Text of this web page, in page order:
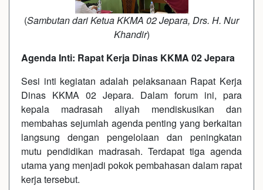
(Sambutan dari Ketua KKMA 02 Jepara, Drs. H. Nur
Khandir)
Agenda Inti: Rapat Kerja Dinas KKMA 02 Jepara
Sesi inti kegiatan adalah pelaksanaan Rapat Kerja
Dinas KKMA 02 Jepara. Dalam forum ini, para
kepala madrasah aliyah mendiskusikan dan
membahas sejumlah agenda penting yang berkaitan
langsung dengan pengelolaan dan peningkatan
mutu pendidikan madrasah. Terdapat tiga agenda
utama yang menjadi pokok pembahasan dalam rapat
kerja tersebut.